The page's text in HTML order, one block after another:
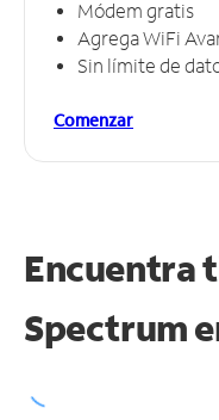
Módem gratis
Agrega WiFi
Sin límite de
Comenzar
Encuentra
Spectrum